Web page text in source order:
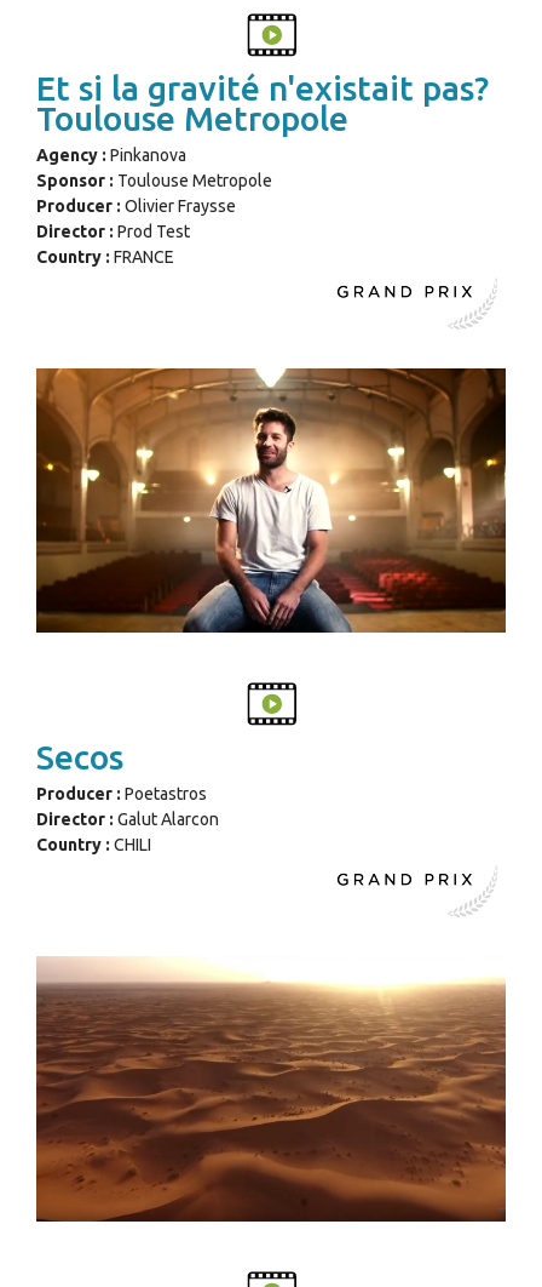
Et si la gravité n'existait pas?
Toulouse Metropole
Agency : Pinkanova
Sponsor : Toulouse Metropole
Producer : Olivier Fraysse
Director : Prod Test
Country : FRANCE
Secos
Producer : Poetastros
Director : Galut Alarcon
Country : CHILI